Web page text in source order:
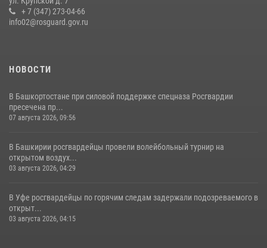
Сотрудники вневедомственной охраны Росгвардии задержали
нарушителя после сообщения об угрозе с оружием
+ 7 (347) 273-04-66
info02@rosguard.gov.ru
НОВОСТИ
В Башкортостане при силовой поддержке спецназа Росгвардии
пресечена пр...
07 августа 2026, 09:56
В Башкирии росгвардейцы провели волейбольный турнир на
открытом воздух...
03 августа 2026, 04:29
В Уфе росгвардейцы по горячим следам задержали подозреваемого в
открыт...
03 августа 2026, 04:15